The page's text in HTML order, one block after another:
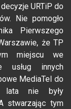
URTiP do
Nie pomogło
Pierwszego
że TP
miejscu we
usług innych
MediaTel do
lata nie były
stwarzając tym